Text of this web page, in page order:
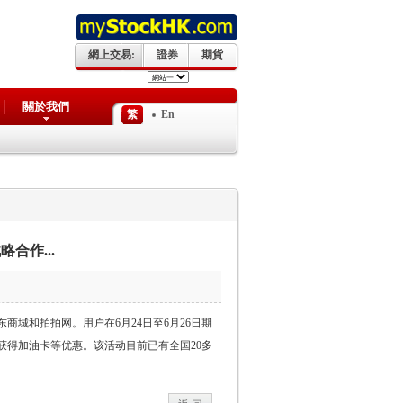
網上交易: 證券 期貨
關於我們
繁 En
合作...
城和拍拍网。用户在6月24日至6月26日期
加油卡等优惠。该活动目前已有全国20多